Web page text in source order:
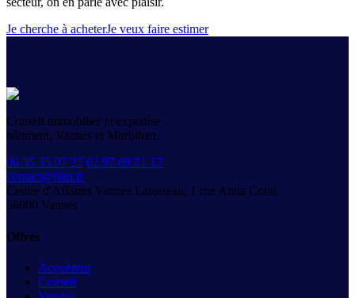
Je cherche à acheterJe veux faire estimer
Conseil immobilier et expertise
bâtiment, Vannes et Morbihan.
06 35 35 07 27·02 97 69 71 17
contact@hiin.fr
Centre d'Affaires Vannes Laroiseau, 1 rue Anita Conti
56000 Vannes
Offres
Acquéreur
Conseil